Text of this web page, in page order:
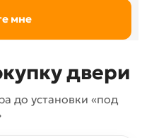
двери
до установки «под